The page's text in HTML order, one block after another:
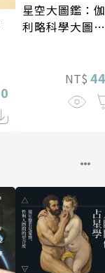
0
星空大圖鑑：伽
利略科學大圖鑑
NT$